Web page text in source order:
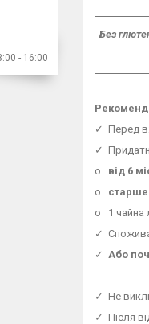
Без
✓ Перед
✓
o від 6
o старше
o 1 чайна
✓
✓ Або
✓ Не
✓ Після
16:00